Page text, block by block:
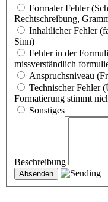
Formaler Fehler
Rechtschreibung,
Inhaltlicher Fehler
Sinn)
Fehler in der
missverständlich
Anspruchsniveau
Technischer Fehler
Formatierung stimmt
Sonstiges
Beschreibung